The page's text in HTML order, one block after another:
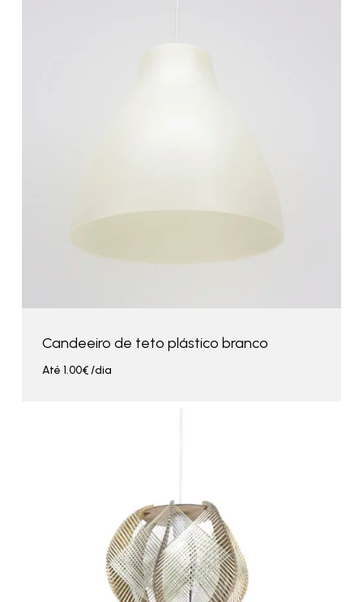
Candeeiro de teto plástico branco
Até 1.00€/dia